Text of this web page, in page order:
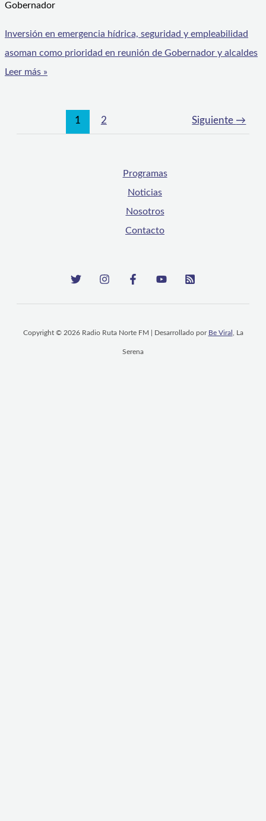
Gobernador
Inversión en emergencia hídrica, seguridad y empleabilidad
asoman como prioridad en reunión de Gobernador y alcaldes
Leer más »
1 2 Siguiente →
Programas
Noticias
Nosotros
Contacto
Copyright © 2026 Radio Ruta Norte FM | Desarrollado por Be Viral , La
Serena